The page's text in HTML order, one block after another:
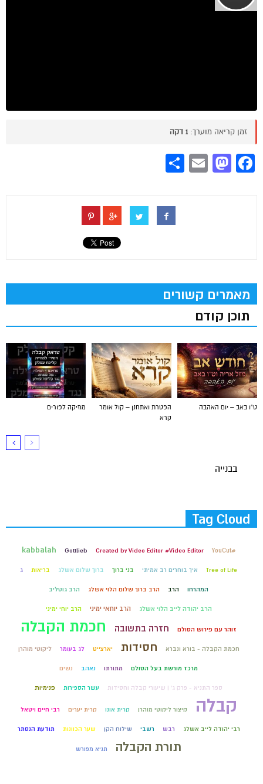
זמן קריאה מוערך: 1 דקה
Facebook
Mastodon
Email
מאמרים קשורים
תוכן קודם
מוזיקה לפורים
הפטרת ואתחנן – קול אומר
קרא
ט"ו באב – יום האהבה
בבנייה
Tag Cloud
#YouCut
Created by Video Editor #Video Editor
Gottlieb
kabbalah
Tree of Life איך בוחרים רב אמיתי בני ברוך ברוך שלום אשלג בריאות ג
המהרחו הרב הרב ברוך שלום הלוי אשלג הרב גוטליב
הרב יהודה לייב הלוי אשלג הרב יוחאי ימיני הרב יוחי ימיני
זוהר עם פירוש הסולם חזרה בתשובה חכמת הקבלה
חכמת הקבלה - בורא ונברא חסידות יארצייט לג בעומר ליקוטי מוהרן
מרכז מורשת בעל הסולם מתורתו נאהב נשים
ספר התניא - פרק ג' | שיעורי קבלה וחסידות עשר הספירות פנימיות
קבלה קיצור ליקוטי מוהרן קרית אונו קרית יערים רבי חיים ויטאל
רבי יהודה לייב אשלג רבש רשבי שילוח הקן שער הכוונות תודעת הנסתר
תורת הקבלה תניא מפורש